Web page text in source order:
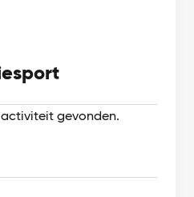
gevonden.